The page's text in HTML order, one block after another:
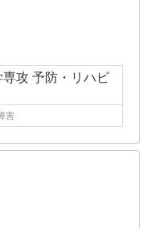
攻 予防・リハビ
害